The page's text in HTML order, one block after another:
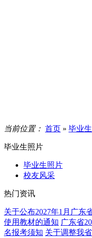
当前位置： 首页 » 毕业
毕业生照片
毕业生照片
校友风采
热门资讯
关于公布2027年1月广东
使用教材的通知 广东省
名报考须知 关于调整我